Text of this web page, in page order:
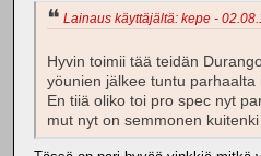
Lainaus käyttäjältä: kepe -
Hyvin toimii tää teidän
yöunien jälkee tuntu parhaalta
En tiiä oliko toi pro spec nyt
mut nyt on semmonen